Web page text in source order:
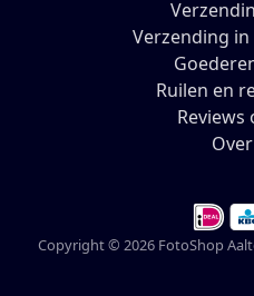
Verzending
Ruilen en
Reviews
Copyright © 2026 FotoShop